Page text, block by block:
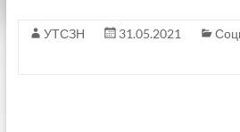
УТСЗН 31.05.2021